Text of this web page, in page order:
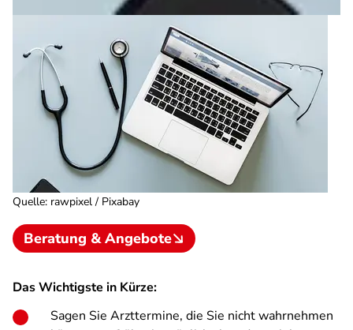
Quelle: rawpixel / Pixabay
Beratung & Angebote
Das Wichtigste in Kürze:
Sagen Sie Arzttermine, die Sie nicht wahrnehmen